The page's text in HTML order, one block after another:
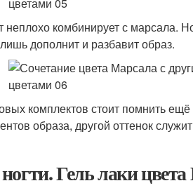
неплохо комбинирует с марсала.
дополнит и разбавит образ.
комплектов стоит помнить
образа, другой оттенок
Гель лаки